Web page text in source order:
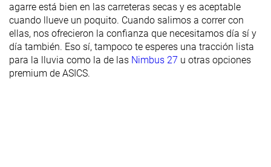
agarre está bien en las carreteras secas y es aceptable
cuando llueve un poquito. Cuando salimos a correr con
ellas, nos ofrecieron la confianza que necesitamos día sí y
día también. Eso sí, tampoco te esperes una tracción lista
para la lluvia como la de las Nimbus 27 u otras opciones
premium de ASICS.